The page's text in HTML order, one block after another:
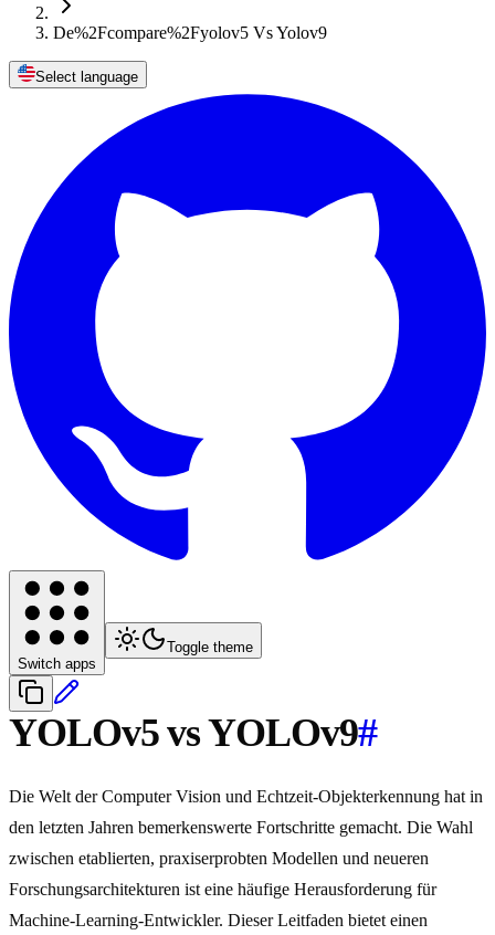
De%2Fcompare%2Fyolov5 Vs Yolov9
Select language
Switch apps
Toggle theme
YOLOv5 vs YOLOv9#
Die Welt der Computer Vision und Echtzeit-Objekterkennung hat in
den letzten Jahren bemerkenswerte Fortschritte gemacht. Die Wahl
zwischen etablierten, praxiserprobten Modellen und neueren
Forschungsarchitekturen ist eine häufige Herausforderung für
Machine-Learning-Entwickler. Dieser Leitfaden bietet einen